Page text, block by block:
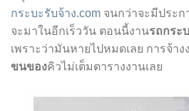
กระบะรับจ้าง.com จนกว่าจะมีประก
จะมาในอีกเร็ววัน ตอนนี้งานรถกระ
เพราะว่ามันหายไปหมดเลย การจ้าง
ขนของคิวไม่เต็มตารางงานเลย